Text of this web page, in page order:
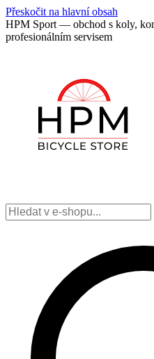
Přeskočit na hlavní obsah
HPM Sport — obchod s koly,
profesionálním servisem